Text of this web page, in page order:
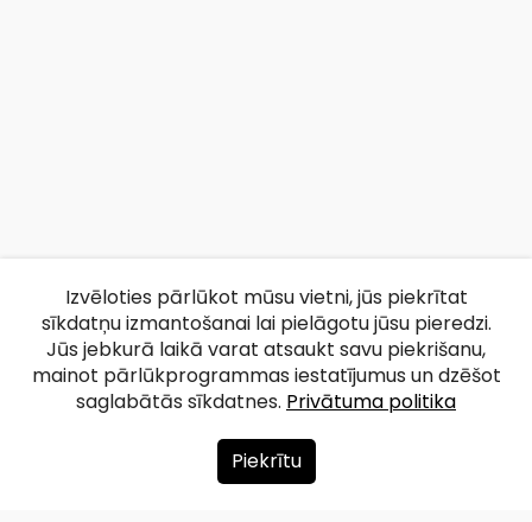
Par mums
Izvēloties pārlūkot mūsu vietni, jūs piekrītat
sīkdatņu izmantošanai lai pielāgotu jūsu pieredzi.
Jūs jebkurā laikā varat atsaukt savu piekrišanu,
mainot pārlūkprogrammas iestatījumus un dzēšot
saglabātās sīkdatnes. Privātuma politika
Piekrītu